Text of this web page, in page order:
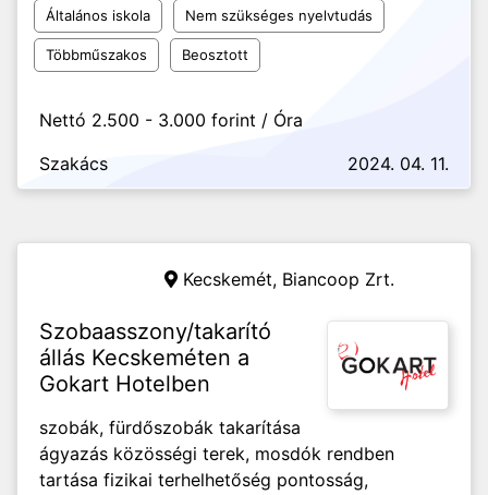
Általános iskola Nem szükséges nyelvtudás
Többműszakos Beosztott
Nettó 2.500 - 3.000 forint / Óra
Szakács
2024. 04. 11.
Kecskemét, Biancoop Zrt.
Szobaasszony/takarító
állás Kecskeméten a
Gokart Hotelben
szobák, fürdőszobák takarítása
ágyazás közösségi terek, mosdók rendben
tartása fizikai terhelhetőség pontosság,